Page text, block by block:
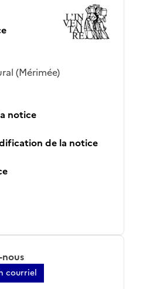
(Mérimée)
notice
de la notice
courriel